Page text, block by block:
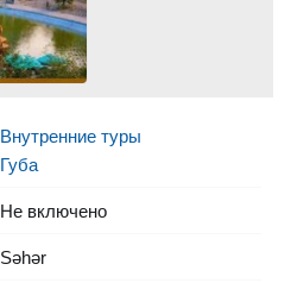
Внутренние туры
Губа
Не включено
Səhər